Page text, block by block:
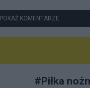
POKAŻ KOMENTARZE
#Piłka